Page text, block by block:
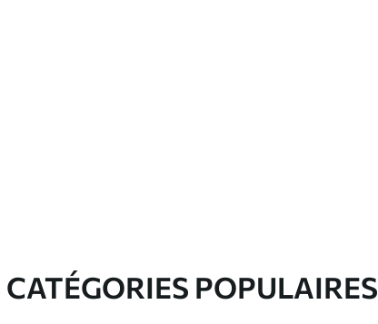
CATÉGORIES POPULAIRES